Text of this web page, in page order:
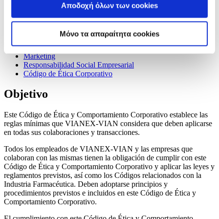
Αποδοχή όλων των cookies
Μόνο τα απαραίτητα cookies
Evolución
Investigación
Recursos Humanos
Marketing
Responsabilidad Social Empresarial
Código de Ética Corporativo
Objetivo
Este Código de Ética y Comportamiento Corporativo establece las
reglas mínimas que VIANEX-VIAN considera que deben aplicarse
en todas sus colaboraciones y transacciones.
Todos los empleados de VIANEX-VIAN y las empresas que
colaboran con las mismas tienen la obligación de cumplir con este
Código de Ética y Comportamiento Corporativo y aplicar las leyes y
reglamentos previstos, así como los Códigos relacionados con la
Industria Farmacéutica. Deben adoptarse principios y
procedimientos previstos e incluidos en este Código de Ética y
Comportamiento Corporativo.